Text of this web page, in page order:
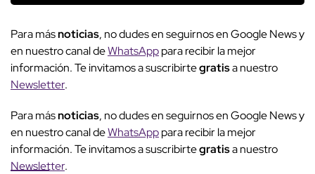
Para másnoticias, no dudes en seguirnos en Google News y
en nuestro canal deWhatsApppara recibir la mejor
información. Te invitamos a suscribirtegratisa nuestro
Newsletter.
Para másnoticias, no dudes en seguirnos en Google News y
en nuestro canal deWhatsApppara recibir la mejor
información. Te invitamos a suscribirtegratisa nuestro
Newsletter.